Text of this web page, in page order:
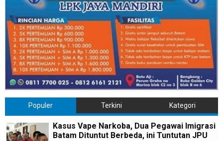
Populer Terkini Kategori
Kasus Vape Narkoba, Dua Pegawai Imigrasi
Batam Dituntut Berbeda, ini Tuntutan JPU